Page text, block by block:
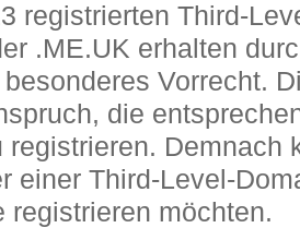
registrierten Third-
.ME.UK erhalten
Vorrecht.
die
registrieren. Demnach
einer Third-Level-
registrieren möchten.